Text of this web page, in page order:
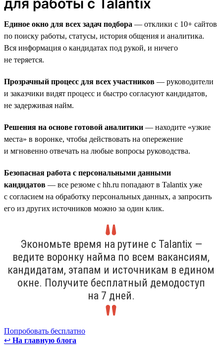
для работы с Talantix
Единое окно для всех задач подбора — отклики с 10+ сайтов
по поиску работы, статусы, история общения и аналитика.
Вся информация о кандидатах под рукой, и ничего
не теряется.
Прозрачный процесс для всех участников — руководители
и заказчики видят процесс и быстро согласуют кандидатов,
не задерживая найм.
Решения на основе готовой аналитики — находите «узкие
места» в воронке, чтобы действовать на опережение
и мгновенно отвечать на любые вопросы руководства.
Безопасная работа с персональными данными
кандидатов — все резюме с hh.ru попадают в Talantix уже
с согласием на обработку персональных данных, а запросить
его из других источников можно за один клик.
Экономьте время на рутине с Talantix —
ведите воронку найма по всем вакансиям,
кандидатам, этапам и источникам в едином
окне. Получите бесплатный демодоступ
на 7 дней.
Попробовать бесплатно
↩ На главную блога